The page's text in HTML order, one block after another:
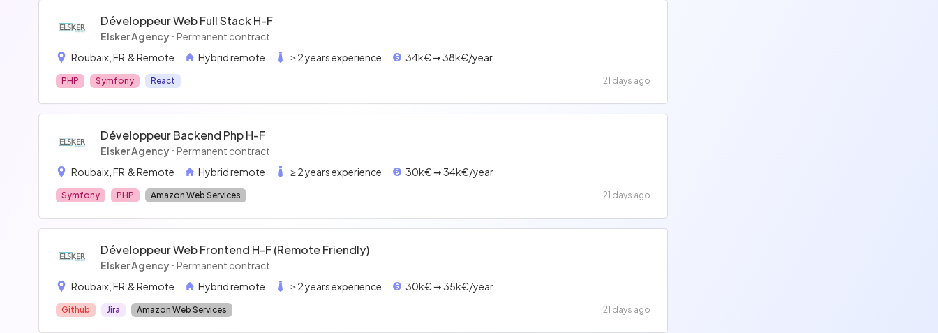
Développeur Web Full Stack H-F
Elsker Agency
Permanent contract
Roubaix, FR & Remote Hybrid remote ≥ 2 years experience 34k€ ➞ 38k€/year
PHP Symfony React 21 days ago
Développeur Backend Php H-F
Elsker Agency
Permanent contract
Roubaix, FR & Remote Hybrid remote ≥ 2 years experience 30k€ ➞ 34k€/year
Symfony PHP Amazon Web Services 21 days ago
Développeur Web Frontend H-F (remote Friendly)
Elsker Agency
Permanent contract
Roubaix, FR & Remote Hybrid remote ≥ 2 years experience 30k€ ➞ 35k€/year
Github Jira Amazon Web Services 21 days ago